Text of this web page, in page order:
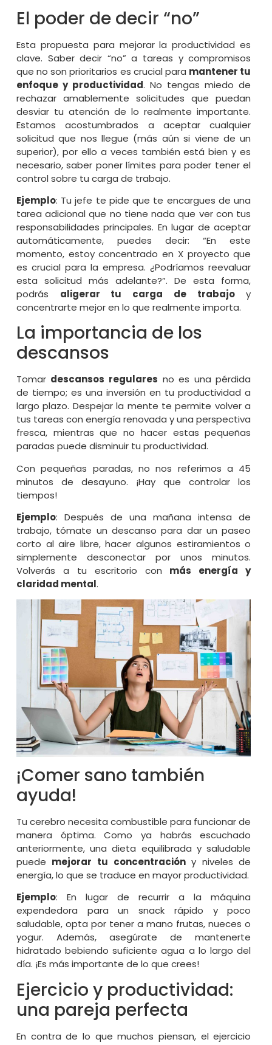
El poder de decir “no”
Esta propuesta para mejorar la productividad es
clave. Saber decir “no” a tareas y compromisos
que no son prioritarios es crucial para mantener tu
enfoque y productividad. No tengas miedo de
rechazar amablemente solicitudes que puedan
desviar tu atención de lo realmente importante.
Estamos acostumbrados a aceptar cualquier
solicitud que nos llegue (más aún si viene de un
superior), por ello a veces también está bien y es
necesario, saber poner límites para poder tener el
control sobre tu carga de trabajo.
Ejemplo: Tu jefe te pide que te encargues de una
tarea adicional que no tiene nada que ver con tus
responsabilidades principales. En lugar de aceptar
automáticamente, puedes decir: “En este
momento, estoy concentrado en X proyecto que
es crucial para la empresa. ¿Podríamos reevaluar
esta solicitud más adelante?”. De esta forma,
podrás aligerar tu carga de trabajoy
concentrarte mejor en lo que realmente importa.
La importancia de los
descansos
Tomar descansos regulares no es una pérdida
de tiempo; es una inversión en tu productividad a
largo plazo. Despejar la mente te permite volver a
tus tareas con energía renovada y una perspectiva
fresca, mientras que no hacer estas pequeñas
paradas puede disminuir tu productividad.
Con pequeñas paradas, no nos referimos a 45
minutos de desayuno. ¡Hay que controlar los
tiempos!
Ejemplo: Después de una mañana intensa de
trabajo, tómate un descanso para dar un paseo
corto al aire libre, hacer algunos estiramientos o
simplemente desconectar por unos minutos.
Volverás a tu escritorio con más energía y
claridad mental.
¡Comer sano también
ayuda!
Tu cerebro necesita combustible para funcionar de
manera óptima. Como ya habrás escuchado
anteriormente, una dieta equilibrada y saludable
puede mejorar tu concentracióny niveles de
energía, lo que se traduce en mayor productividad.
Ejemplo: En lugar de recurrir a la máquina
expendedora para un snack rápido y poco
saludable, opta por tener a mano frutas, nueces o
yogur. Además, asegúrate de mantenerte
hidratado bebiendo suficiente agua a lo largo del
día. ¡Es más importante de lo que crees!
Ejercicio y productividad:
una pareja perfecta
En contra de lo que muchos piensan, el ejercicio